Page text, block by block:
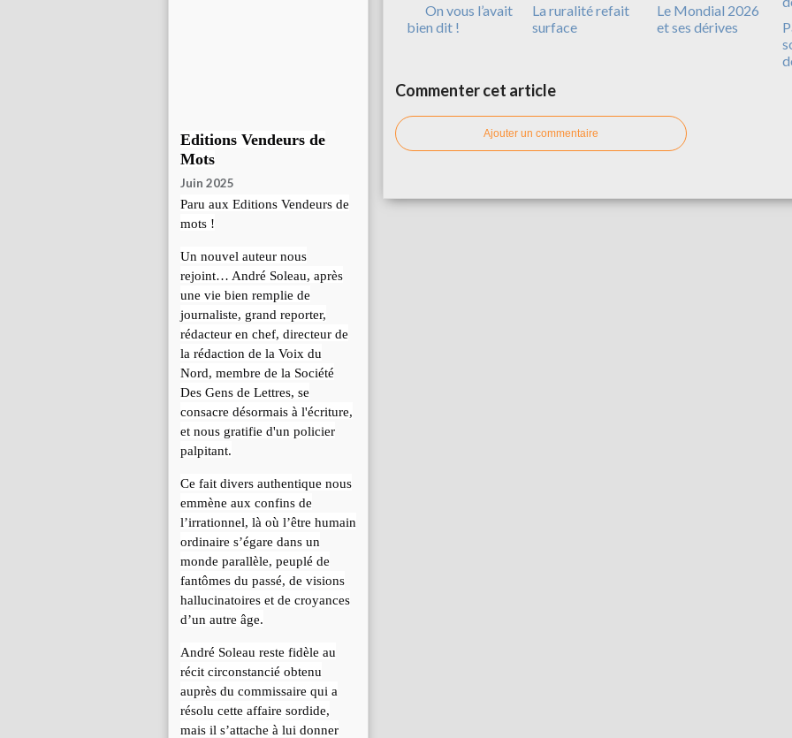
Editions Vendeurs de
Mots
Juin 2025
Paru aux Editions Vendeurs de
mots !
Un nouvel auteur nous
rejoint… André Soleau, après
une vie bien remplie de
journaliste, grand reporter,
rédacteur en chef, directeur de
la rédaction de la Voix du
Nord, membre de la Société
Des Gens de Lettres, se
consacre désormais à l'écriture,
et nous gratifie d'un policier
palpitant.
Ce fait divers authentique nous
emmène aux confins de
l’irrationnel, là où l’être humain
ordinaire s’égare dans un
monde parallèle, peuplé de
fantômes du passé, de visions
hallucinatoires et de croyances
d’un autre âge.
André Soleau reste fidèle au
récit circonstancié obtenu
auprès du commissaire qui a
résolu cette affaire sordide,
mais il s’attache à lui donner
On vous l’avait
bien dit !
La ruralité refait
surface
Le Mondial 2026
et ses dérives
Commenter cet article
Ajouter un commentaire